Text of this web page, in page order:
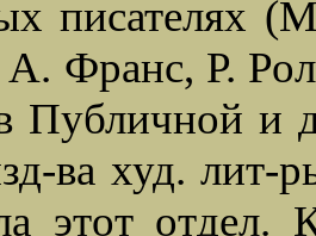
писателях
Франс, Р.
Публичной и
ва худ. лит-
этот